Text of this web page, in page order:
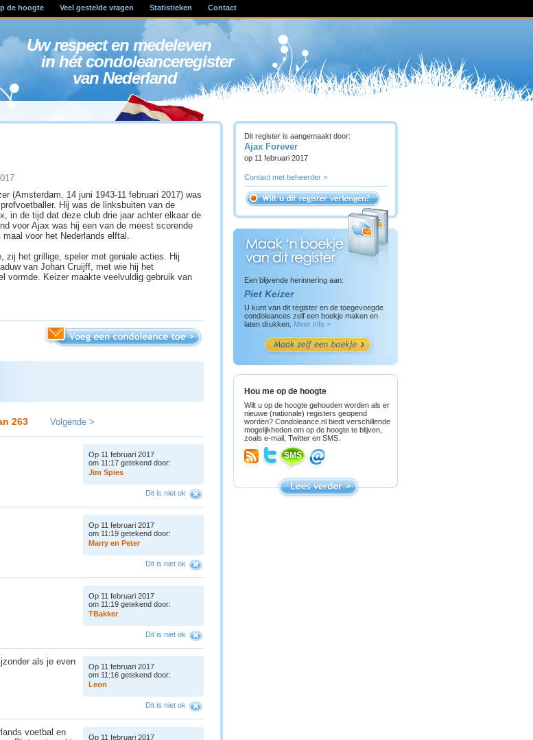
de hoogte Veel gestelde vragen Statistieken Contact
Uw respect en medeleven
in hét condoleanceregister
van Nederland
(Amsterdam, 14 juni 1943-11 februari 2017) was
Hij was de linksbuiten van de
in de tijd dat deze club drie jaar achter elkaar de
voor Ajax was hij een van de meest scorende
voor het Nederlands elftal.
zij het grillige, speler met geniale acties. Hij
van Johan Cruijff, met wie hij het
vormde. Keizer maakte veelvuldig gebruik van
263 Volgende >
Op 11 februari 2017
om 11:17 getekend door:
Jim Spies
Dit is niet ok
Op 11 februari 2017
om 11:19 getekend door:
Marry en Peter
Dit is niet ok
Op 11 februari 2017
om 11:19 getekend door:
TBakker
Dit is niet ok
als je even
Op 11 februari 2017
om 11:16 getekend door:
Leon
Dit is niet ok
voetbal en
Op 11 februari 2017
Dit register is aangemaakt door:
Ajax Forever
op 11 februari 2017
Contact met beheerder >
Een blijvende herinnering aan:
Piet Keizer
U kunt van dit register en de toegevoegde
condoleances zelf een boekje maken en
laten drukken.
Meer info >
Hou me op de hoogte
Wilt u op de hoogte gehouden worden als er
nieuwe (nationale) registers geopend
worden? Condoleance.nl biedt verschillende
mogelijkheden om op de hoogte te blijven,
zoals e-mail, Twitter en SMS.